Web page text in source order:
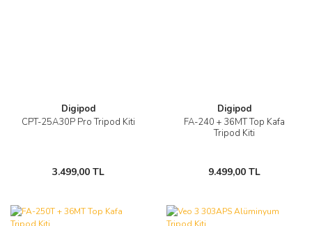
Digipod
CPT-25A30P Pro Tripod Kiti
3.499,00 TL
Digipod
FA-240 + 36MT Top Kafa
Tripod Kiti
9.499,00 TL